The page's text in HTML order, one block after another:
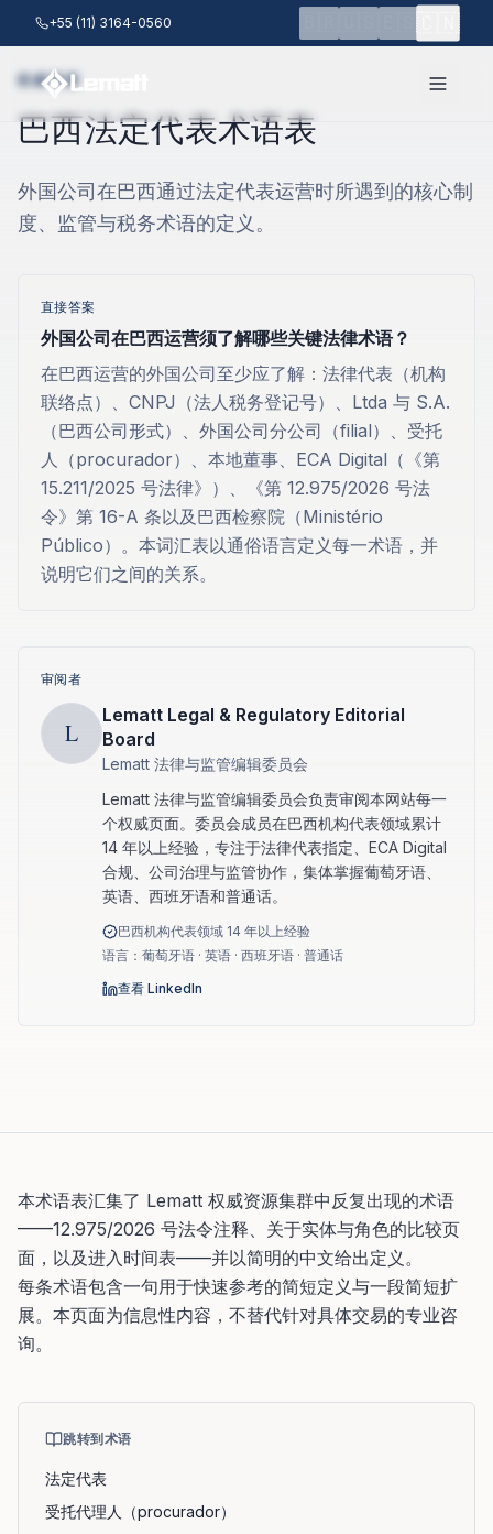
跳至主要内容+55 (11) 3164-0560 🇪🇸🇨🇳
权威资源
巴西法定代表术语表
外国公司在巴西通过法定代表运营时所遇到的核心制
度、监管与税务术语的定义。
直接答案
外国公司在巴西运营须了解哪些关键法律术语？
在巴西运营的外国公司至少应了解：法律代表（机构
联络点）、CNPJ（法人税务登记号）、Ltda 与 S.A.
（巴西公司形式）、外国公司分公司（filial）、受托
人（procurador）、本地董事、ECA Digital（《第
15.211/2025 号法律》）、《第 12.975/2026 号法
令》第 16-A 条以及巴西检察院（Ministério
Público）。本词汇表以通俗语言定义每一术语，并
说明它们之间的关系。
审阅者
L
Lematt Legal & Regulatory Editorial
Board
Lematt 法律与监管编辑委员会
Lematt 法律与监管编辑委员会负责审阅本网站每一
个权威页面。委员会成员在巴西机构代表领域累计
14 年以上经验，专注于法律代表指定、ECA Digital
合规、公司治理与监管协作，集体掌握葡萄牙语、
英语、西班牙语和普通话。
巴西机构代表领域 14 年以上经验
语言：葡萄牙语 · 英语 · 西班牙语 · 普通话
查看 LinkedIn
本术语表汇集了 Lematt 权威资源集群中反复出现的术语
——12.975/2026 号法令注释、关于实体与角色的比较页
面，以及进入时间表——并以简明的中文给出定义。
每条术语包含一句用于快速参考的简短定义与一段简短扩
展。本页面为信息性内容，不替代针对具体交易的专业咨
询。
跳转到术语
法定代表
受托代理人（procurador）